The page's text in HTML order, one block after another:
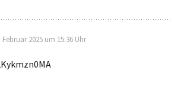
Februar 2025 um 15:36 Uhr